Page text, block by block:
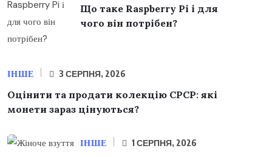
Що таке Raspberry Pi і для
чого він потрібен?
ІНШЕ 3 СЕРПНЯ, 2026
Оцінити та продати колекцію СРСР: які
монети зараз цінуються?
ІНШЕ 1 СЕРПНЯ, 2026